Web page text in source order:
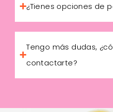
¿Tienes opciones de
Tengo más dudas,
contactarte?